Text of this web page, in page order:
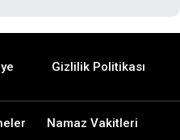
Gizlilik Politikası
Namaz Vakitleri